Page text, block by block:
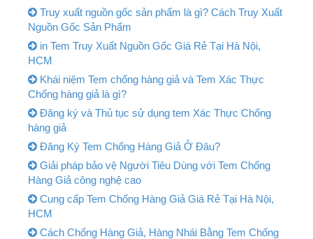
Truy xuất nguồn gốc sản phẩm là gì? Cách Truy Xuất
Nguồn Gốc Sản Phẩm
in Tem Truy Xuất Nguồn Gốc Giá Rẻ Tại Hà Nội,
HCM
Khái niệm Tem chống hàng giả và Tem Xác Thực
Chống hàng giả là gì?
Đăng ký và Thủ tục sử dụng tem Xác Thực Chống
hàng giả
Đăng Ký Tem Chống Hàng Giả Ở Đâu?
Giải pháp bảo vệ Người Tiêu Dùng với Tem Chống
Hàng Giả công nghệ cao
Cung cấp Tem Chống Hàng Giả Giá Rẻ Tại Hà Nội,
HCM
Cách Chống Hàng Giả, Hàng Nhái Bằng Tem Chống